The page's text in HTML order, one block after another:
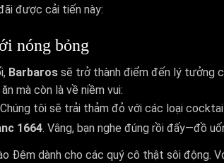
được cải tiến này:
nóng bỏng
Barbaros sẽ trở thành điểm đến lý tưởng
mà còn là về niềm vui:
Chúng tôi sẽ trải thảm đỏ với các loại
1664. Vâng, bạn nghe đúng rồi đấy—đồ
Đêm dành cho các quý cô thật sôi động.